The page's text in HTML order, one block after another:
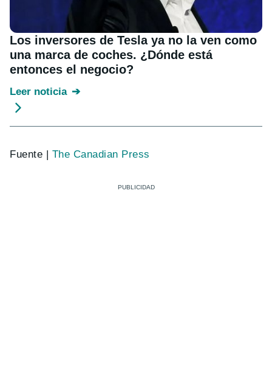
Los inversores de Tesla ya no la ven como
una marca de coches. ¿Dónde está
entonces el negocio?
Leer noticia
Fuente | The Canadian Press